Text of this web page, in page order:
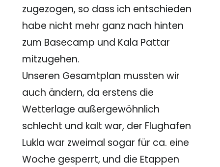
zugezogen, so dass ich entschieden
habe nicht mehr ganz nach hinten
zum Basecamp und Kala Pattar
mitzugehen.
Unseren Gesamtplan mussten wir
auch ändern, da erstens die
Wetterlage außergewöhnlich
schlecht und kalt war, der Flughafen
Lukla war zweimal sogar für ca. eine
Woche gesperrt, und die Etappen